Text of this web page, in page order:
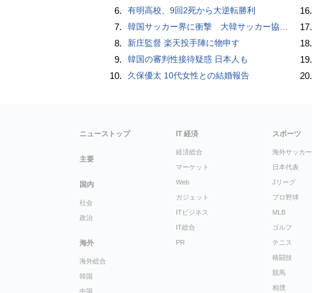
6. 有明高校、9回2死から大逆転勝利
7. 韓国サッカー界に衝撃 大韓サッカー協会に外国人審判への“性的接待”疑惑 韓国メディアが報道
8. 新庄監督 楽天投手陣に物申す
9. 韓国の審判性接待疑惑 日本人も
10. 久保優太 10代女性との結婚報告
16.
17.
18.
19.
20.
ニューストップ
主要
国内
社会
政治
海外
海外総合
韓国
中国
IT 経済
経済総合
マーケット
Web
ガジェット
ITビジネス
IT総合
PR
スポーツ
海外サッカー
日本代表
Jリーグ
プロ野球
MLB
ゴルフ
テニス
格闘技
競馬
相撲